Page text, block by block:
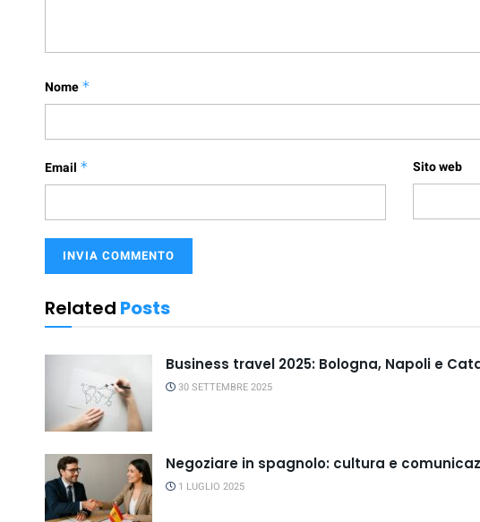
Nome *
Email * Sito web
Related Posts
Business travel 2025: Bologna, Napoli e
30 SETTEMBRE 2025
Negoziare in spagnolo: cultura e
1 LUGLIO 2025